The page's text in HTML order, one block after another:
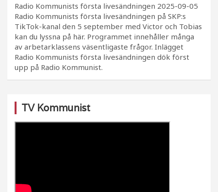
Radio Kommunists första livesändningen 2025-09-05
Radio Kommunists första livesändningen på SKP:s
TikTok-kanal den 5 september med Victor och Tobias
kan du lyssna på här. Programmet innehåller många
av arbetarklassens väsentligaste frågor. Inlägget
Radio Kommunists första livesändningen dök först
upp på Radio Kommunist.
TV Kommunist